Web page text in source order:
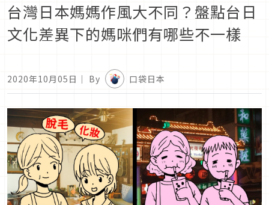
台灣日本媽媽作風大不同？盤點台日
文化差異下的媽咪們有哪些不一樣
2020年10月05日 ｜ By 口袋日本